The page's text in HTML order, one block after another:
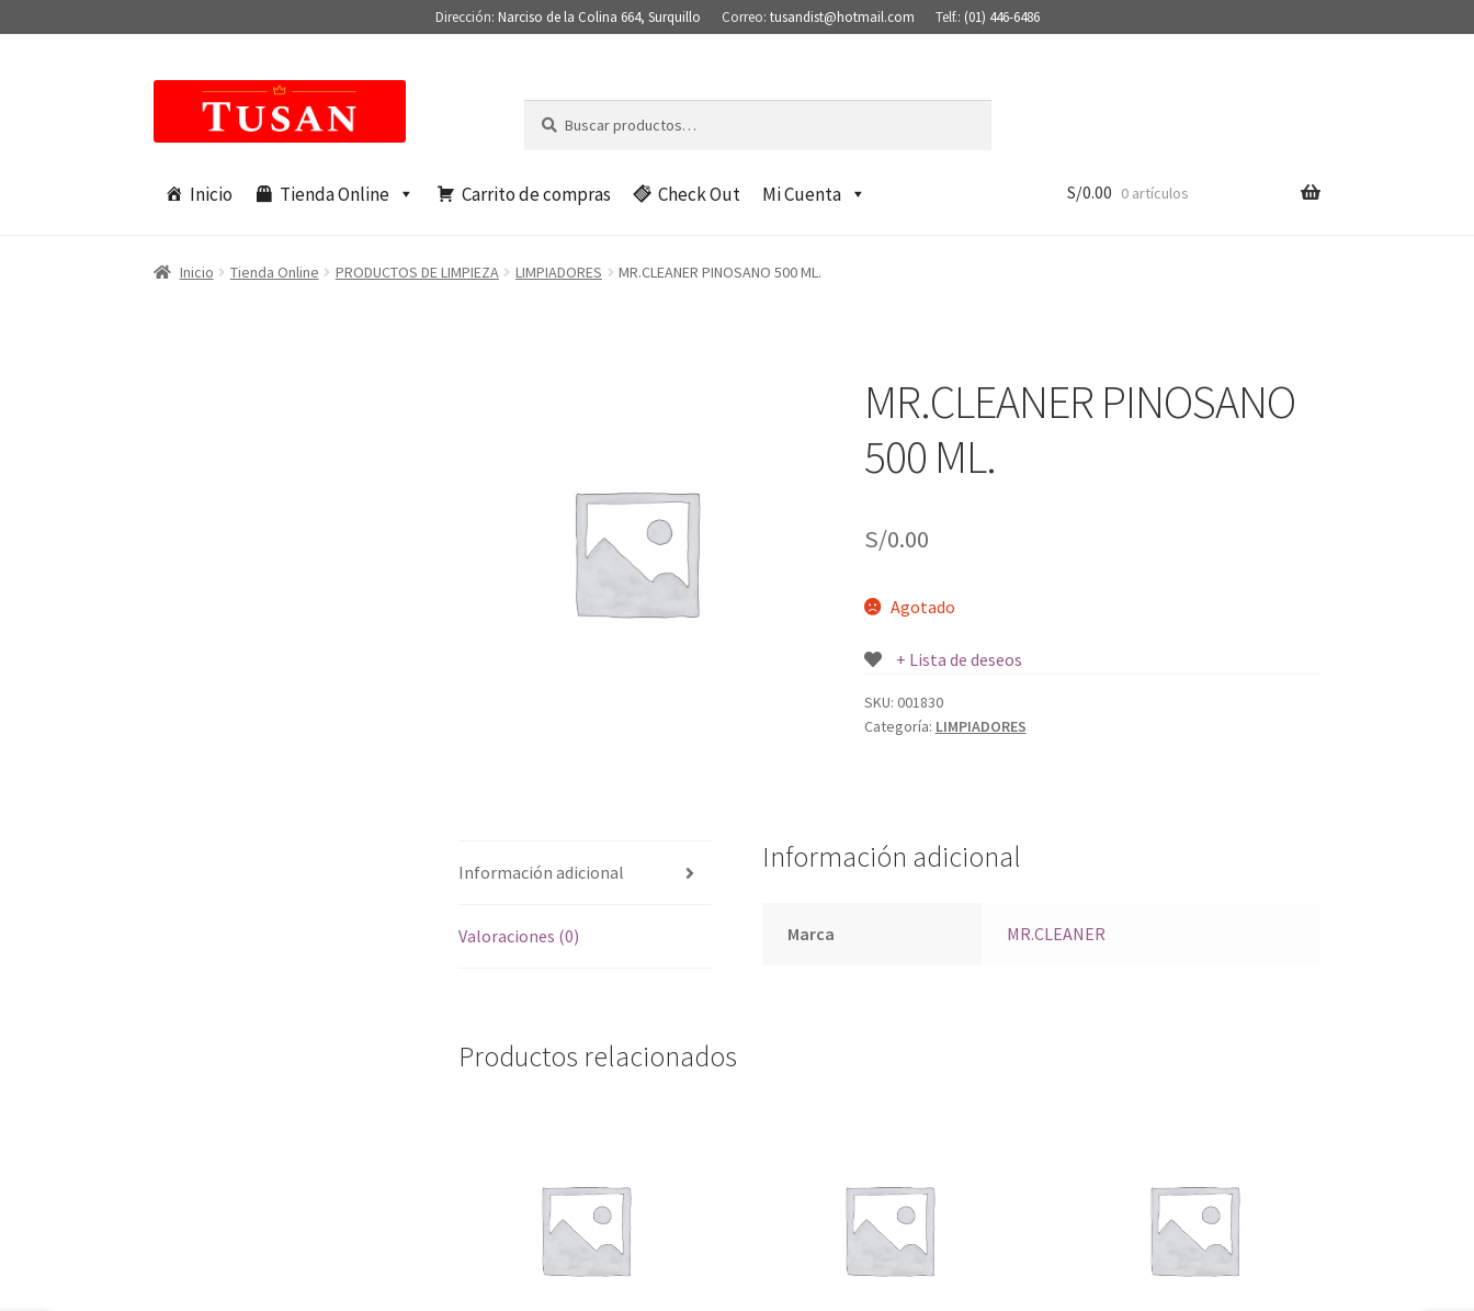
Dirección: Narciso de la Colina 664, Surquillo Correo: tusandist@hotmail.com Telf.: (01) 446-6486
navegación
contenido
por:
c
a
Inicio Tienda Online Carrito de compras Check Out Mi Cuenta S/0.00 0 artículos
Inicio Tienda Online PRODUCTOS DE LIMPIEZA LIMPIADORES MR.CLEANER PINOSANO 500 ML.
MR.CLEANER PINOSANO
500 ML.
S/0.00
Agotado
+ Lista de deseos
SKU: 001830
Categoría: LIMPIADORES
Información adicional
Valoraciones (0)
Información adicional
Marca MR.CLEANER
Productos relacionados